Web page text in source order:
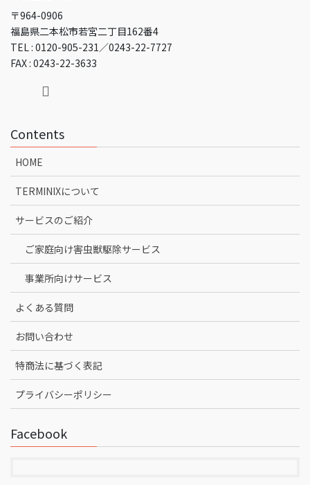
〒964-0906
福島県二本松市若宮二丁目162番4
TEL : 0120-905-231／0243-22-7727
FAX : 0243-22-3633
Contents
HOME
TERMINIXについて
サービスのご紹介
ご家庭向け害虫獣駆除サービス
事業所向けサービス
よくある質問
お問い合わせ
特商法に基づく表記
プライバシーポリシー
Facebook